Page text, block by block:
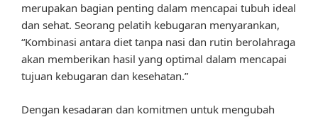
merupakan bagian penting dalam mencapai tubuh ideal
dan sehat. Seorang pelatih kebugaran menyarankan,
“Kombinasi antara diet tanpa nasi dan rutin berolahraga
akan memberikan hasil yang optimal dalam mencapai
tujuan kebugaran dan kesehatan.”
Dengan kesadaran dan komitmen untuk mengubah